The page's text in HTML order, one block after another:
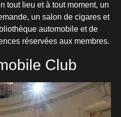
tout lieu et à tout moment, un
un salon de cigares et
automobile et de
réservées aux membres.
Club